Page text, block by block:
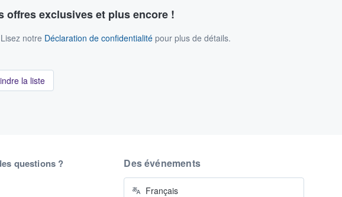
offres exclusives et plus encore !
notre Déclaration de confidentialité pour plus de détails.
la liste
questions ? Des événements
Français